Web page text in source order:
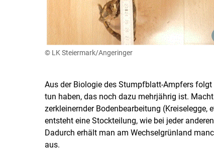
© LK Steiermark/Angeringer
Aus der Biologie des Stumpfblatt-Ampfers
tun haben, das noch dazu mehrjährig ist.
zerkleinernder Bodenbearbeitung
entsteht eine Stockteilung, wie bei jeder
Dadurch erhält man am Wechselgrünland
aus.